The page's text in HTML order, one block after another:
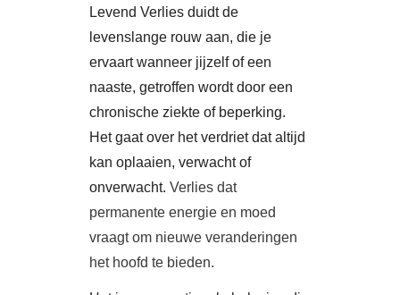
Levend Verlies duidt de
levenslange rouw aan, die je
ervaart wanneer jijzelf of een
naaste, getroffen wordt door een
chronische ziekte of beperking.
Het gaat over het verdriet dat altijd
kan oplaaien, verwacht of
onverwacht.Verlies dat
permanente energie en moed
vraagt om nieuwe veranderingen
het hoofd te bieden.